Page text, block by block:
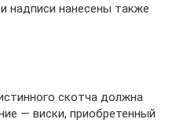
надписи нанесены также
скотча должна
— виски, приобретенный